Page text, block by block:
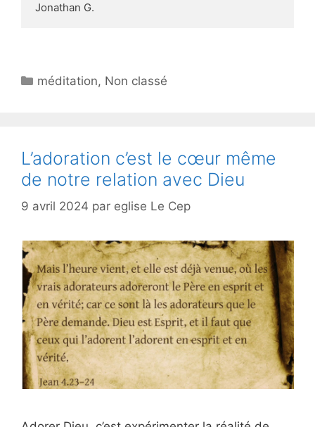
Jonathan G.
méditation, Non classé
L’adoration c’est le cœur même
de notre relation avec Dieu
9 avril 2024 par eglise Le Cep